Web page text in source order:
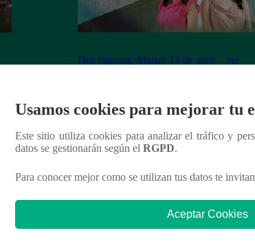
Dos esposas, Martes 14 de abril – ver
interesar
Usamos cookies para mejorar tu
Este sitio utiliza cookies para analizar el tráfico y
datos se gestionarán según el RGPD.
Para conocer mejor como se utilizan tus datos te
Aceptar Cookies